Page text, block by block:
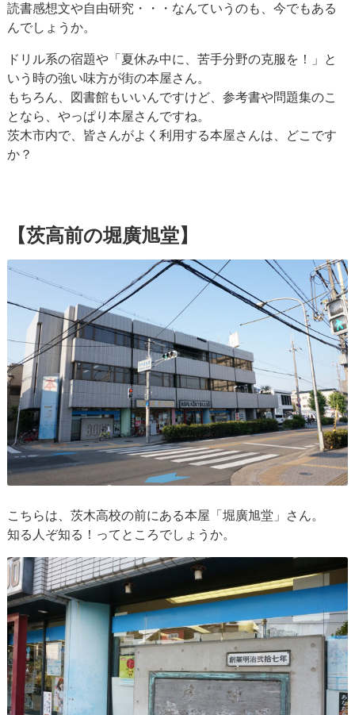
読書感想文や自由研究・・・なんていうのも、今でもある
んでしょうか。
ドリル系の宿題や「夏休み中に、苦手分野の克服を！」と
いう時の強い味方が街の本屋さん。
もちろん、図書館もいいんですけど、参考書や問題集のこ
となら、やっぱり本屋さんですね。
茨木市内で、皆さんがよく利用する本屋さんは、どこです
か？
【茨高前の堀廣旭堂】
こちらは、茨木高校の前にある本屋「堀廣旭堂」さん。
知る人ぞ知る！ってところでしょうか。